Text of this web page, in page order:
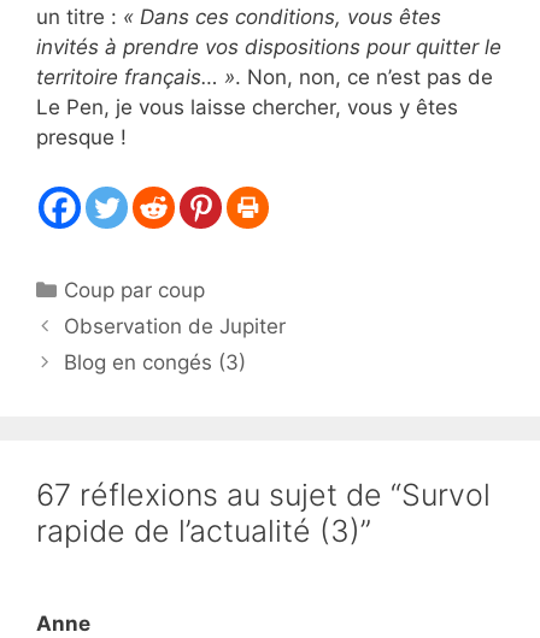
un titre : « Dans ces conditions, vous êtes
invités à prendre vos dispositions pour quitter le
territoire français… ». Non, non, ce n’est pas de
Le Pen, je vous laisse chercher, vous y êtes
presque !
Catégories
Coup par coup
Observation de Jupiter
Blog en congés (3)
67 réflexions au sujet de “Survol
rapide de l’actualité (3)”
Anne